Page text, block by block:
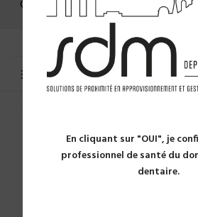
En cliquant sur "OUI", je
professionnel de santé du
dentaire.
Connexion
MENU